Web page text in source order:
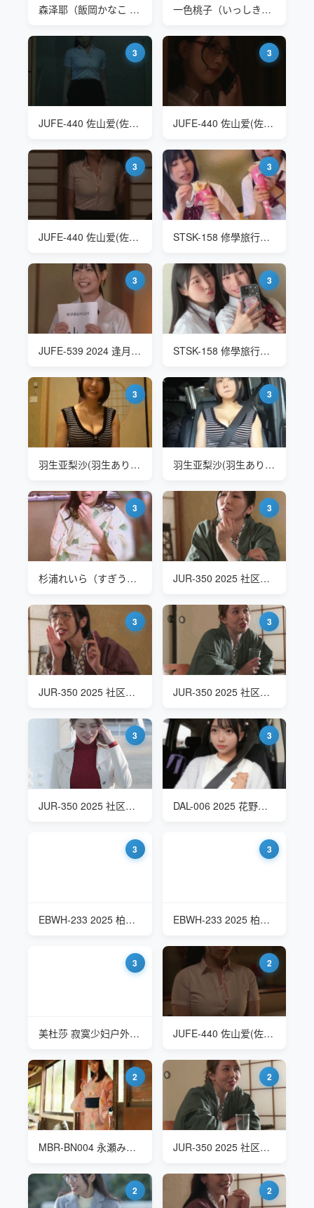
森泽耶（飯岡かなこ Kana Morisawa）FSET-858 家族旅行で温泉に行 一色桃子（いっしきももこ Momoko Isshiki）JUY-616 温泉旅行
3
JUFE-440 佐山爱(佐山愛 Sayama Ai) 修学旅行中人妻教师-3
3
JUFE-440 佐山爱(佐山愛 Sayama Ai) 修学旅行中人妻教师
3
JUFE-440 佐山爱(佐山愛 Sayama Ai) 修学旅行中人妻教师
3
STSK-158 修學旅行霸凌事件
3
JUFE-539 2024 逢月日葵(逢月ひまり Aizuki Himari) 修学旅行
3
STSK-158 修學旅行霸凌事件
3
羽生亚梨沙(羽生ありさ Arisa Hanyu) 温泉旅行
3
羽生亚梨沙(羽生ありさ Arisa Hanyu) 温泉旅行
3
杉浦れいら（すぎうられいら Sugiura Reira） 40歳阿姨的温泉旅行
3
JUR-350 2025 社区联谊会的温泉旅行 上羽绚(上羽絢 Ueha Aya)
3
JUR-350 2025 社区联谊会的温泉旅行 上羽绚(上羽絢 Ueha Aya)
3
JUR-350 2025 社区联谊会的温泉旅行 风间由美(風間ゆみ Kazama Yumi)
3
JUR-350 2025 社区联谊会的温泉旅行
3
DAL-006 2025 花野井りり(Hananoi Riri) 青春期少女的温泉旅行记录
3
EBWH-233 2025 柏木文香(柏木ふみか Kashiwagi Fumika) 母性全开的温泉旅行
3
EBWH-233 2025 柏木文香(柏木ふみか Kashiwagi Fumika) 母性全开的温泉旅行
3
美杜莎 寂寞少妇户外旅行
2
JUFE-440 佐山爱(佐山愛 Sayama Ai) 修学旅行中人妻教师-4
2
MBR-BN004 永瀬みなも温泉旅行
2
JUR-350 2025 社区联谊会的温泉旅行-风间由美(風間ゆみ Kazama Yumi)
2 2